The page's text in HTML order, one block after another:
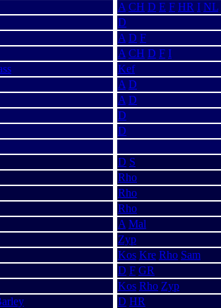
A CH D E F HR I NL
D
A D F
A CH D F I
Kef
A D
A D
D
D
D S
Rho
Rho
Rho
A Mal
Zyp
Kos Kre Rho Sam
D F GR
Kos Rho Zyp
D HR